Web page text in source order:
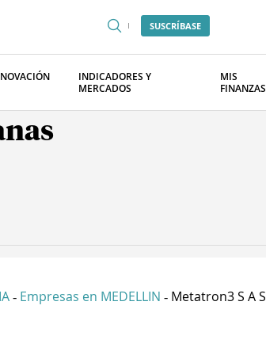
SUSCRÍBASE
INDICADORES Y
MERCADOS
MIS
FINANZAS
- Empresas en MEDELLIN - Metatron3 S A S